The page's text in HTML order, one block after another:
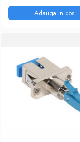
Adauga in cos